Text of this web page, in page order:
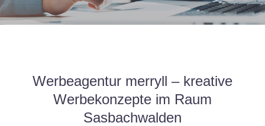
Werbeagentur merryll – kreative
Werbekonzepte im Raum
Sasbachwalden